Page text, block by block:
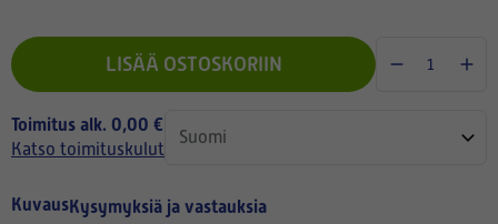
LISÄÄ OSTOSKORIIN
Toimitus alk. 0,00 €
Katso toimituskulut
KuvausKysymyksiä ja vastauksia